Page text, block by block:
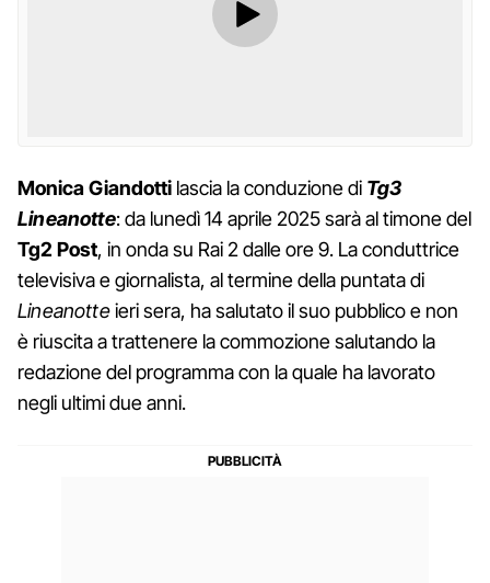
Monica Giandotti lascia la conduzione di Tg3
Lineanotte: da lunedì 14 aprile 2025 sarà al timone del
Tg2 Post, in onda su Rai 2 dalle ore 9. La conduttrice
televisiva e giornalista, al termine della puntata di
Lineanotteieri sera, ha salutato il suo pubblico e non
è riuscita a trattenere la commozione salutando la
redazione del programma con la quale ha lavorato
negli ultimi due anni.